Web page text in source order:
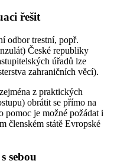
řešit
odbor trestní, popř.
České republiky
úřadů lze
zahraničních věcí).
z praktických
obrátit se přímo na
pomoc je možné požádat i
členském státě Evropské
sebou